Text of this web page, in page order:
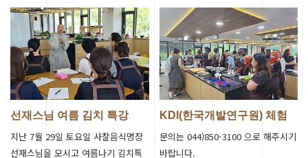
선재스님 여름 김치 특강
지난 7월 29일 토요일 사찰음식명장
선재스님을 모시고 여름나기 김치특
KDI(한국개발연구원) 체험
문의는 044)850-3100 으로 해주시기
바랍니다.